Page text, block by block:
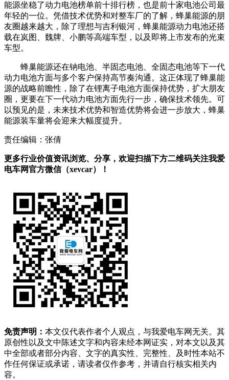
能源坐稳了动力电池榜单前十排行榜，也是前十家电池公司最
年轻的一位。凭借技术优势和对整车厂的了解，蜂巢能源的朋
友圈越来越大，除了理想与吉利银河，蜂巢能源动力电池还搭
载在岚图、魏牌、小鹏等高端车型，以及即将上市发布的光束
车型。
蜂巢能源还在钠电池、半固态电池、全固态电池等下一代
动力电池方面与多个客户保持高节奏沟通。这正体现了蜂巢能
源的战略前瞻性，除了在锂离子电池方面保持优势，扩大朋友
圈，更要在下一代动力电池方面先行一步，确保技术领先。可
以预见的是，未来技术优势和智造优势将会进一步放大，蜂巢
能源装车量将会迎来大幅度提升。
责任编辑：张倩
更多行业价值资讯浏览、分享，欢迎扫描下方二维码关注我爱
电车网官方微信（xevcar）！
免责声明： 本文仅代表作者个人观点，与我爱电车网无关。其
原创性以及文中陈述文字和内容未经本网证实，对本文以及其
中全部或者部分内容、文字的真实性、完整性、及时性本站不
作任何保证或承诺，请读者仅作参考，并请自行核实相关内
容。